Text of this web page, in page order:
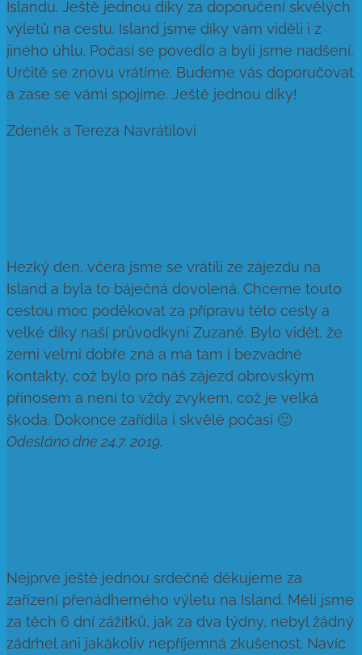
Islandu. Ještě jednou díky za doporučení skvělých
výletů na cestu. Island jsme díky vám viděli i z
jiného úhlu. Počasí se povedlo a byli jsme nadšení.
Určitě se znovu vrátíme. Budeme vás doporučovat
a zase se vámi spojíme. Ještě jednou díky!
Zdeněk a Tereza Navrátilovi
Hezký den, včera jsme se vrátili ze zájezdu na
Island a byla to báječná dovolená. Chceme touto
cestou moc poděkovat za přípravu této cesty a
velké díky naší průvodkyni Zuzaně. Bylo vidět, že
zemi velmi dobře zná a má tam i bezvadné
kontakty, což bylo pro náš zájezd obrovským
přínosem a není to vždy zvykem, což je velká
škoda. Dokonce zařídila i skvělé počasí 🙂
Odesláno dne 24.7. 2019.
Nejprve ještě jednou srdečně děkujeme za
zařízení přenádherného výletu na Island. Měli jsme
za těch 6 dní zážitků, jak za dva týdny, nebyl žádný
zádrhel ani jakákoliv nepříjemná zkušenost. Navíc